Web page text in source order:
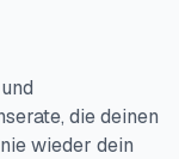
die deinen
wieder dein